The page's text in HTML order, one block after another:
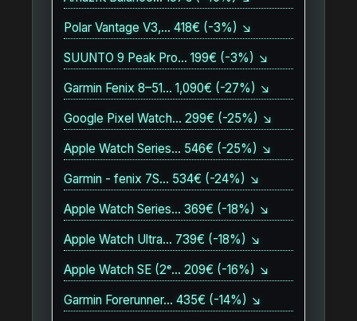
Polar Vantage V3,… 418€ (-3%) ↘
SUUNTO 9 Peak Pro… 199€ (-3%) ↘
Garmin Fenix 8–51… 1,090€ (-27%) ↘
Google Pixel Watch… 299€ (-25%) ↘
Apple Watch Series… 546€ (-25%) ↘
Garmin - fenix 7S… 534€ (-24%) ↘
Apple Watch Series… 369€ (-18%) ↘
Apple Watch Ultra… 739€ (-18%) ↘
Apple Watch SE (2ᵉ… 209€ (-16%) ↘
Garmin Forerunner… 435€ (-14%) ↘